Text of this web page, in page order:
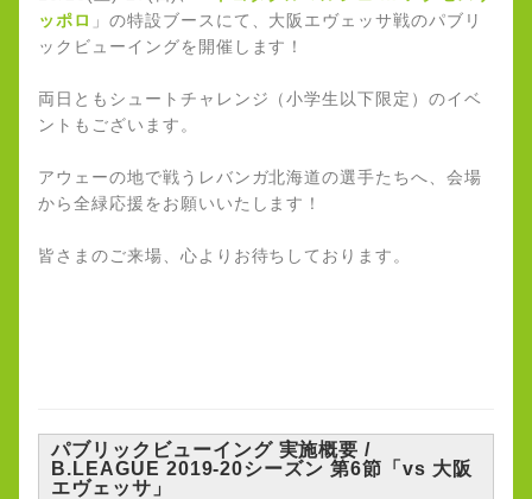
ッポロ 」の特設ブースにて、大阪エヴェッサ戦のパブリ
ックビューイングを開催します！
両日ともシュートチャレンジ（小学生以下限定）のイベ
ントもございます。
アウェーの地で戦うレバンガ北海道の選手たちへ、会場
から全緑応援をお願いいたします！
皆さまのご来場、心よりお待ちしております。
パブリックビューイング 実施概要 /
B.LEAGUE 2019-20シーズン 第6節「vs 大阪
エヴェッサ」